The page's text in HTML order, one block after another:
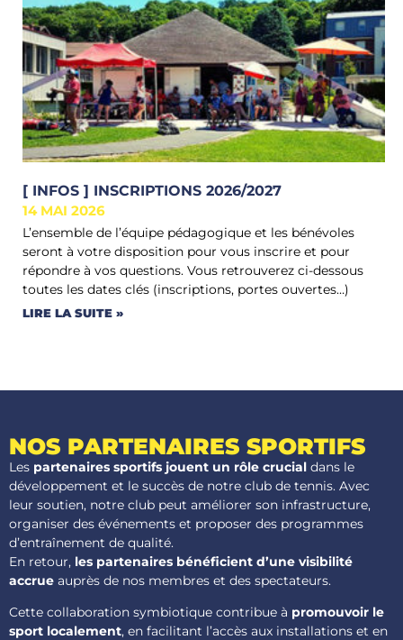
[ INFOS ] INSCRIPTIONS 2026/2027
14 MAI 2026
L’ensemble de l’équipe pédagogique et les bénévoles
seront à votre disposition pour vous inscrire et pour
répondre à vos questions. Vous retrouverez ci-dessous
toutes les dates clés (inscriptions, portes ouvertes…)
LIRE LA SUITE »
NOS PARTENAIRES SPORTIFS
Les partenaires sportifs jouent un rôle crucial dans le
développement et le succès de notre club de tennis. Avec
leur soutien, notre club peut améliorer son infrastructure,
organiser des événements et proposer des programmes
d’entraînement de qualité.
En retour, les partenaires bénéficient d’une visibilité
accrue auprès de nos membres et des spectateurs.
Cette collaboration symbiotique contribue à promouvoir le
sport localement, en facilitant l’accès aux installations et en